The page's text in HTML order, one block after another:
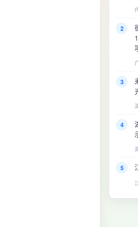
2
3
4
5